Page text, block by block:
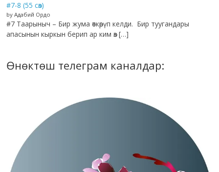
#7-8 (55 сөз)
by Адабий Ордо
#7 Таарыныч – Бир жума өткөрүп келди. Бир туугандары
апасынын кыркын берип ар ким өз […]
Өнөктөш телеграм каналдар: